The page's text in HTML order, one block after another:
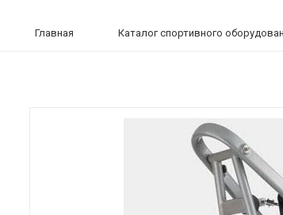
Главная Каталог спортивного